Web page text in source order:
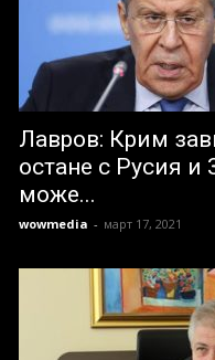
Лавров: Крим
остане с Русия и
може...
wowmedia - март 17, 2021